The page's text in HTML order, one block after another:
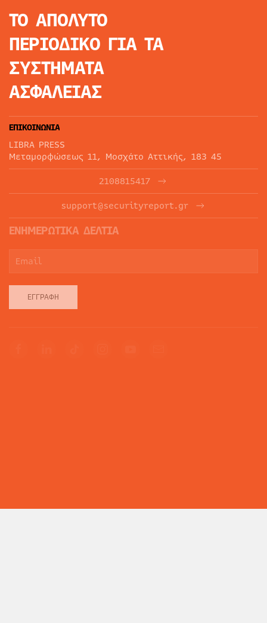
ΤΟ ΑΠΟΛΥΤΟ
ΠΕΡΙΟΔΙΚΟ ΓΙΑ ΤΑ
ΣΥΣΤΗΜΑΤΑ
ΑΣΦΑΛΕΙΑΣ
ΕΠΙΚΟΙΝΩΝΙΑ
LIBRA PRESS
Μεταμορφώσεως 11, Μοσχάτο Αττικής, 183 45
2108815417
support@securityreport.gr
ΕΝΗΜΕΡΩΤΙΚΑ ΔΕΛΤΙΑ
ΕΓΓΡΑΦΉ